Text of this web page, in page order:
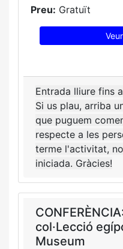
Preu: Gratuït
Entrada lliure fins
Si us plau, arriba
que puguem
respecte a les
terme l'activitat,
iniciada. Gràcies!
col·Lecció
Museum